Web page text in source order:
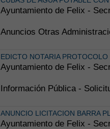
Ayuntamiento de Felix -
Anuncios Otras
EDICTO NOTARIA
Ayuntamiento de Felix -
Información Pública -
ANUNCIO LICITACION BARRA
Ayuntamiento de Felix -